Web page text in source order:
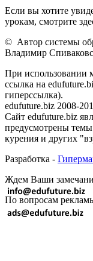
Если вы хотите
урокам, смотрите
© Автор системы
Владимир
При использовании
ссылка на
гиперссылка).
edufuture.biz 2008-
Сайт edufuture.biz
предусмотрены
курения и других
Разработка -
Ждем Ваши
По вопросам